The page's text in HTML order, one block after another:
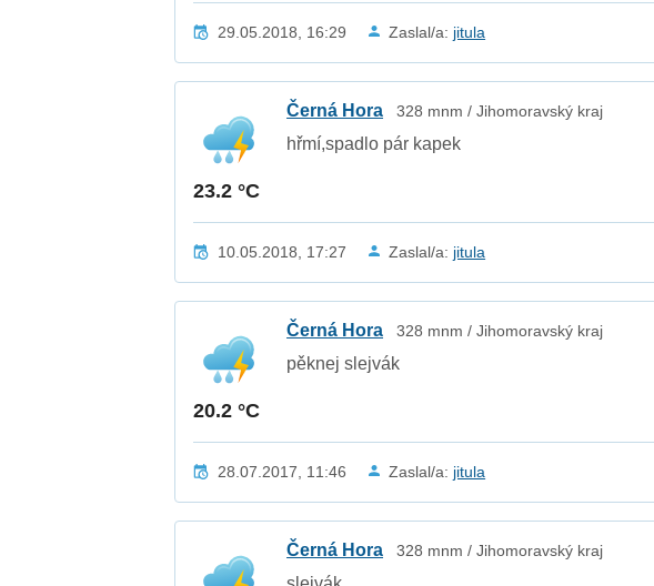
29.05.2018, 16:29 Zaslal/a: jitula
23.2 °C
Černá Hora 328 mnm / Jihomoravský kraj
hřmí,spadlo pár kapek
10.05.2018, 17:27 Zaslal/a: jitula
20.2 °C
Černá Hora 328 mnm / Jihomoravský kraj
pěknej slejvák
28.07.2017, 11:46 Zaslal/a: jitula
Černá Hora 328 mnm / Jihomoravský kraj